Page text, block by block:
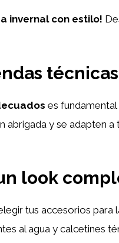
invernal con estilo!
técnicas
es
abrigada y se adapten
look
tus accesorios para
al agua y calcetines